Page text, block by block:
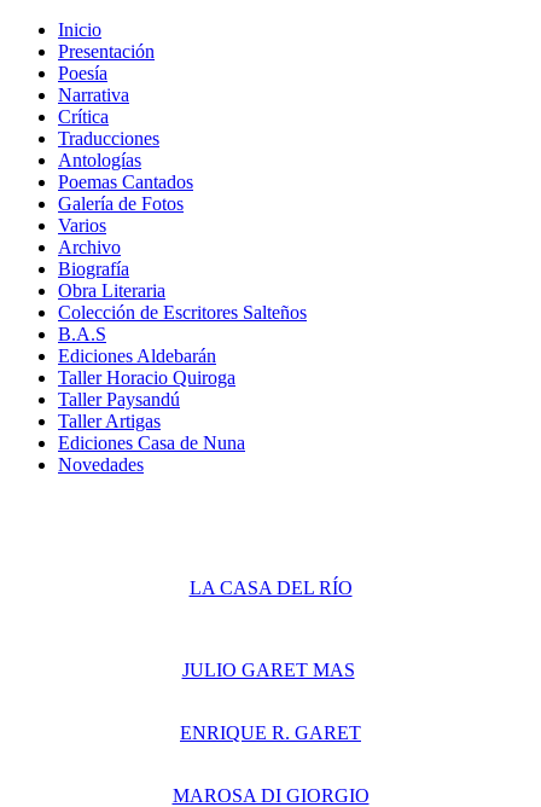
Inicio
Presentación
Poesía
Narrativa
Crítica
Traducciones
Antologías
Poemas Cantados
Galería de Fotos
Varios
Archivo
Biografía
Obra Literaria
Colección de Escritores Salteños
B.A.S
Ediciones Aldebarán
Taller Horacio Quiroga
Taller Paysandú
Taller Artigas
Ediciones Casa de Nuna
Novedades
LA CASA DEL RÍO
JULIO GARET MAS
ENRIQUE R. GARET
MAROSA DI GIORGIO